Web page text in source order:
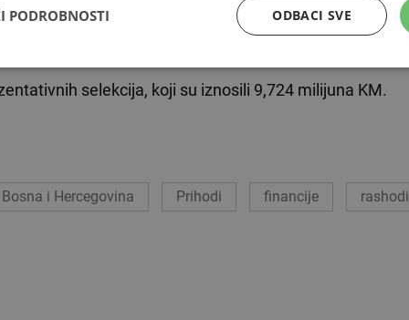
selekcija, koji su iznosili 9,724 milijuna KM.
Bosna i Hercegovina Prihodi financije rashodi
ODBACI SVE
PODROBNOSTI